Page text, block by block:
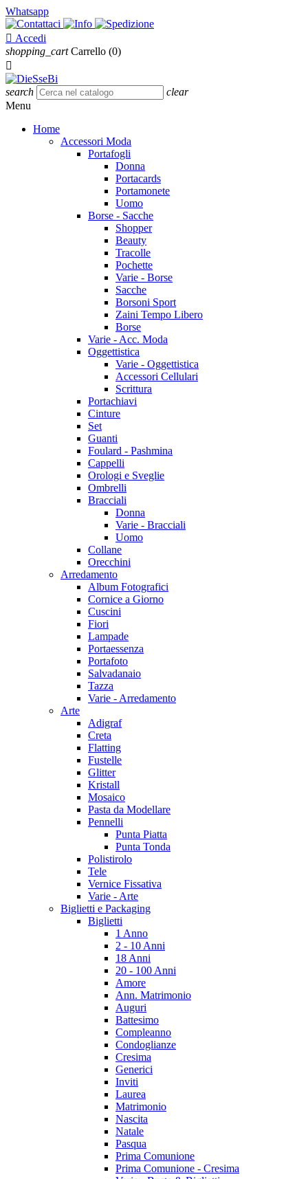
Whatsapp
 Accedi
shopping_cart Carrello (0)

search
clear
Menu
Home
Accessori Moda
Portafogli
Donna
Portacards
Portamonete
Uomo
Borse - Sacche
Shopper
Beauty
Tracolle
Pochette
Varie - Borse
Sacche
Borsoni Sport
Zaini Tempo Libero
Borse
Varie - Acc. Moda
Oggettistica
Varie - Oggettistica
Accessori Cellulari
Scrittura
Portachiavi
Cinture
Set
Guanti
Foulard - Pashmina
Cappelli
Orologi e Sveglie
Ombrelli
Bracciali
Donna
Varie - Bracciali
Uomo
Collane
Orecchini
Arredamento
Album Fotografici
Cornice a Giorno
Cuscini
Fiori
Lampade
Portaessenza
Portafoto
Salvadanaio
Tazza
Varie - Arredamento
Arte
Adigraf
Creta
Flatting
Fustelle
Glitter
Kristall
Mosaico
Pasta da Modellare
Pennelli
Punta Piatta
Punta Tonda
Polistirolo
Tele
Vernice Fissativa
Varie - Arte
Biglietti e Packaging
Biglietti
1 Anno
2 - 10 Anni
18 Anni
20 - 100 Anni
Amore
Ann. Matrimonio
Auguri
Battesimo
Compleanno
Condoglianze
Cresima
Generici
Inviti
Laurea
Matrimonio
Nascita
Natale
Pasqua
Prima Comunione
Prima Comunione - Cresima